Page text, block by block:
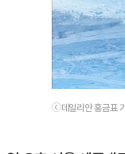
ⓒ데일리안 홍금표